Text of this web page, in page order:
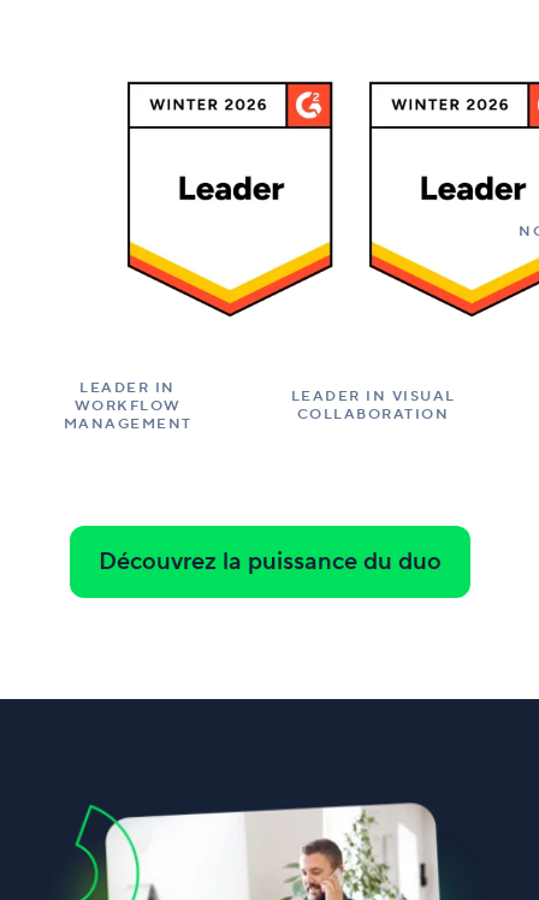
LEADER IN
WORKFLOW
MANAGEMENT
LEADER IN VISUAL
COLLABORATION
Découvrez la puissance du duo